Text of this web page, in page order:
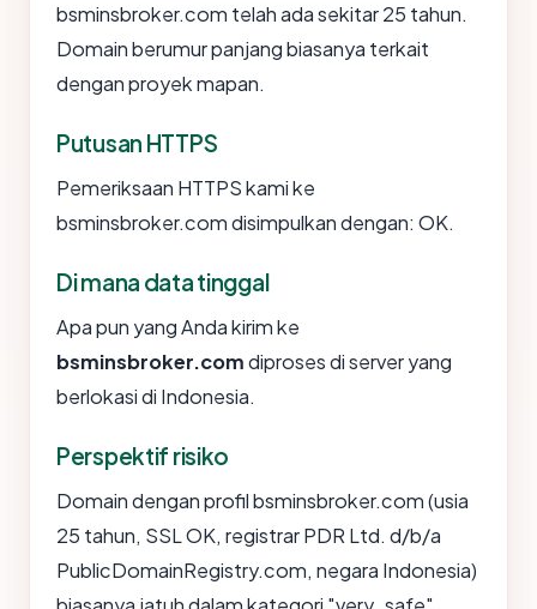
bsminsbroker.com telah ada sekitar 25 tahun.
Domain berumur panjang biasanya terkait
dengan proyek mapan.
Putusan HTTPS
Pemeriksaan HTTPS kami ke
bsminsbroker.com disimpulkan dengan: OK.
Di mana data tinggal
Apa pun yang Anda kirim ke
bsminsbroker.comdiproses di server yang
berlokasi di Indonesia.
Perspektif risiko
Domain dengan profil bsminsbroker.com (usia
25 tahun, SSL OK, registrar PDR Ltd. d/b/a
PublicDomainRegistry.com, negara Indonesia)